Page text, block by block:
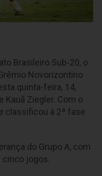
Brasileiro Sub-20, o
Novorizontino
quinta-feira, 14,
Kauã Ziegler. Com o
classificou à 2ª fase
do Grupo A, com
jogos.